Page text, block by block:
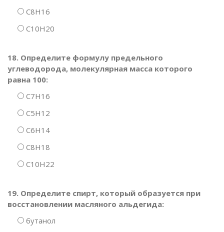
C8H16
C10H20
18. Определите формулу предельного
углеводорода, молекулярная масса которого
равна 100:
C7H16
C5H12
C6H14
C8H18
C10H22
19. Определите спирт, который образуется при
восстановлении масляного альдегида:
бутанол